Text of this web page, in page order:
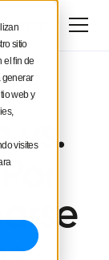
sitio
el fin de
generar
web y
visites
gratis
vs.